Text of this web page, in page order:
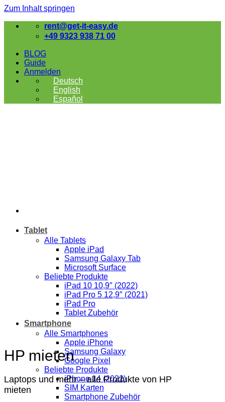
Zum Inhalt springen
rent@get-it-easy.de
+49 9323 938 71 00
BLOG
Guide
Anmelden
Deutsch
English
Español
Tablet
Alle Tablets
Apple iPad
Samsung Galaxy Tab
Microsoft Surface
Beliebte Produkte
iPad 10 10,9″ (2022)
iPad Pro 5 12,9″ (2021)
iPad Pro
Tablet Zubehör
Smartphone
Alle Smartphones
Apple iPhone
Samsung Galaxy
Google Pixel
Beliebte Produkte
iPhone 14 (2022)
SIM Karten
Smartphone Zubehör
HP mieten
Laptops und mehr – alle Produkte von HP
mieten